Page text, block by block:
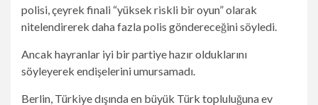
polisi, çeyrek finali “yüksek riskli bir oyun” olarak
nitelendirerek daha fazla polis göndereceğini söyledi.
Ancak hayranlar iyi bir partiye hazır olduklarını
söyleyerek endişelerini umursamadı.
Berlin, Türkiye dışında en büyük Türk topluluğuna ev